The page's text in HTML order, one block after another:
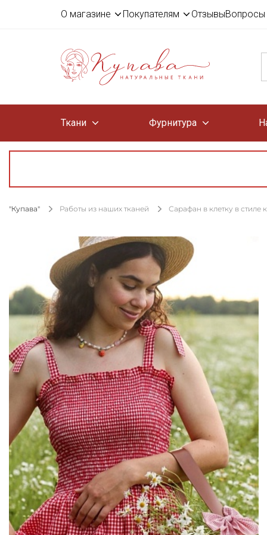
О магазине Покупателям ОтзывыВопросы
Ткани Фурнитура
"Купава" Работы из наших тканей Сарафан в клетку в стиле